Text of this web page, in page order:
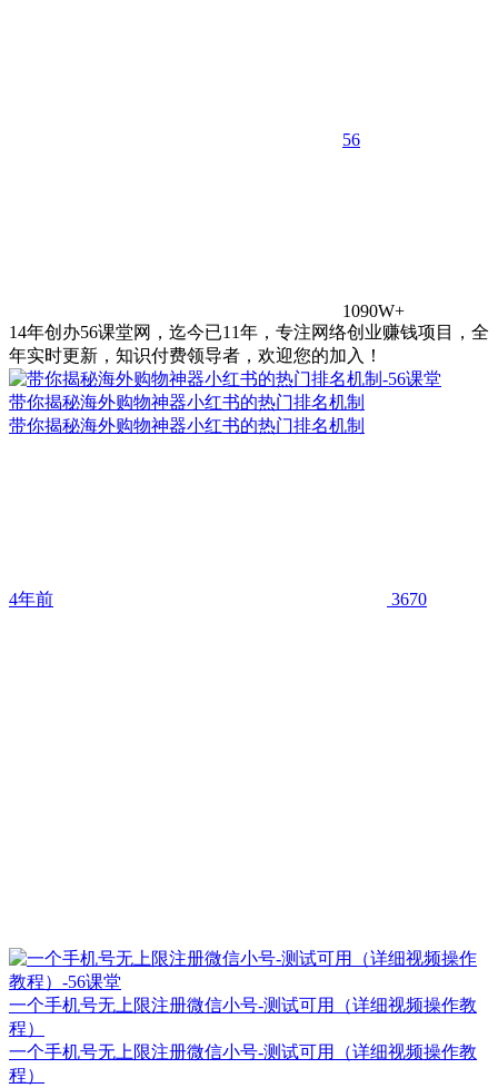
56
1090W+
14年创办56课堂网，迄今已11年，专注网络创业赚钱项目，全
年实时更新，知识付费领导者，欢迎您的加入！
带你揭秘海外购物神器小红书的热门排名机制
带你揭秘海外购物神器小红书的热门排名机制
4年前 3670
一个手机号无上限注册微信小号-测试可用（详细视频操作教
程）
一个手机号无上限注册微信小号-测试可用（详细视频操作教
程）